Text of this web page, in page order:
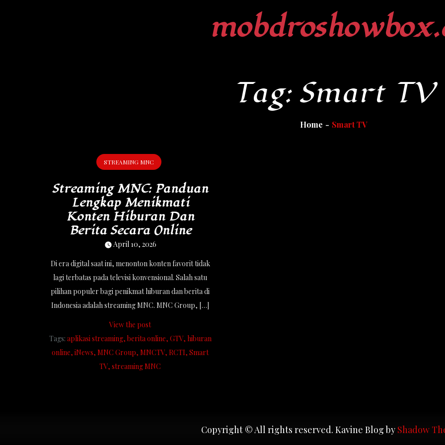
Tag: Smart TV
Home Smart TV
STREAMING MNC
Streaming MNC: Panduan
Lengkap Menikmati
Konten Hiburan Dan
Berita Secara Online
April 10, 2026
Di era digital saat ini, menonton konten favorit tidak
lagi terbatas pada televisi konvensional. Salah satu
pilihan populer bagi penikmat hiburan dan berita di
Indonesia adalah streaming MNC. MNC Group, […]
View the post
Tags: aplikasi streaming berita online GTV hiburan
online iNews MNC Group MNCTV RCTI Smart
TV streaming MNC
Copyright © All rights reserved. Kavine Blog by Shadow